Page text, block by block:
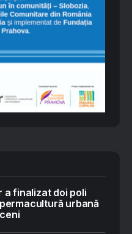
a finalizat doi poli
urbană